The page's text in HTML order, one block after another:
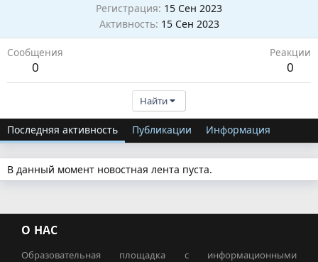
Регистрация 15 Сен 2023
Активность 15 Сен 2023
Сообщения
0
Реакции
0
Найти
Последняя активность Публикации Информация
В данный момент новостная лента пуста.
О НАС
Образовательная площадка с информационными